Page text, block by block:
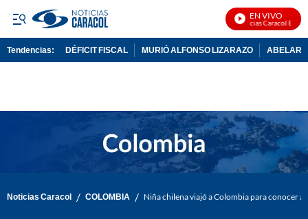
EN VIVO
Noticias Caracol En Vivo
Tendencias: DÉFICIT FISCAL MURIÓ ALFONSO LIZARAZO
Noticias Caracol / COLOMBIA / Niña chilena viajó a Colombia para conocer a